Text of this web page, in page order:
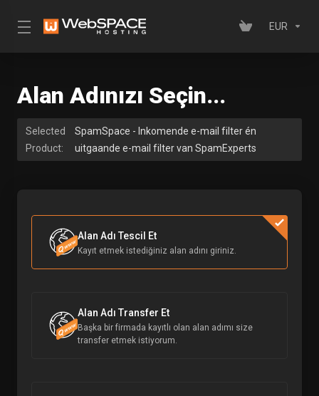
EUR
Alan Adınızı Seçin...
Selected
Product:
SpamSpace - Inkomende e-mail filter én
uitgaande e-mail filter van SpamExperts
Alan Adı Tescil Et
Kayıt etmek istediğiniz alan adını giriniz.
Alan Adı Transfer Et
Başka bir firmada kayıtlı olan alan adımı size
transfer etmek istiyorum.